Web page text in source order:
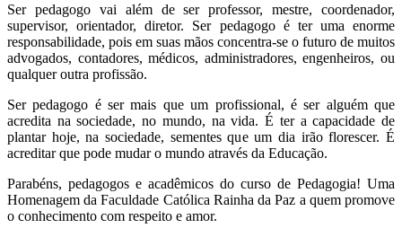
Ser pedagogo vai além de ser professor, mestre, coordenador,
supervisor, orientador, diretor. Ser pedagogo é ter uma enorme
responsabilidade, pois em suas mãos concentra-se o futuro de muitos
advogados, contadores, médicos, administradores, engenheiros, ou
qualquer outra profissão.
Ser pedagogo é ser mais que um profissional, é ser alguém que
acredita na sociedade, no mundo, na vida. É ter a capacidade de
plantar hoje, na sociedade, sementes que um dia irão florescer. É
acreditar que pode mudar o mundo através da Educação.
Parabéns, pedagogos e acadêmicos do curso de Pedagogia! Uma
Homenagem da Faculdade Católica Rainha da Paz a quem promove
o conhecimento com respeito e amor.